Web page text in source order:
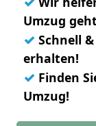
Umzug
✓ Schnell
erhalten!
✓ Finden
Umzug!